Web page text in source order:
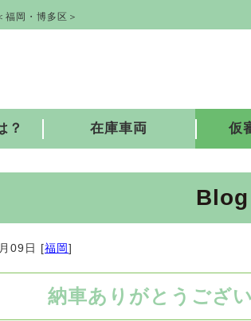
岡・博多区＞
？ 在庫車両 仮
Blog
09日 [福岡]
納車ありがとうご